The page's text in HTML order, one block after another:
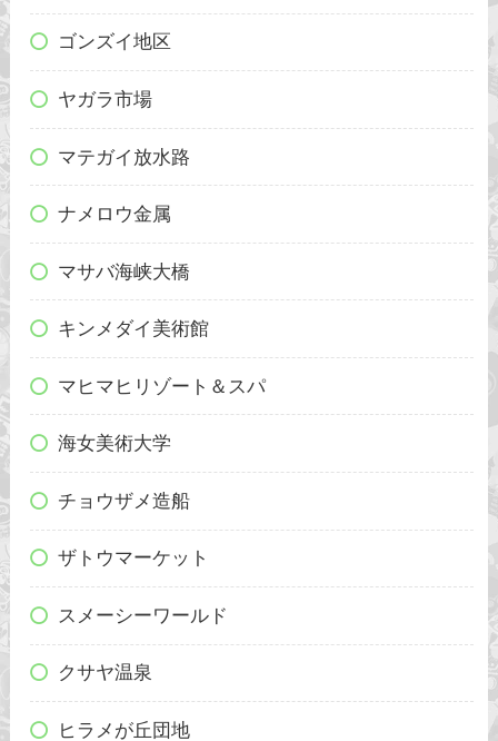
ゴンズイ地区
ヤガラ市場
マテガイ放水路
ナメロウ金属
マサバ海峡大橋
キンメダイ美術館
マヒマヒリゾート＆スパ
海女美術大学
チョウザメ造船
ザトウマーケット
スメーシーワールド
クサヤ温泉
ヒラメが丘団地